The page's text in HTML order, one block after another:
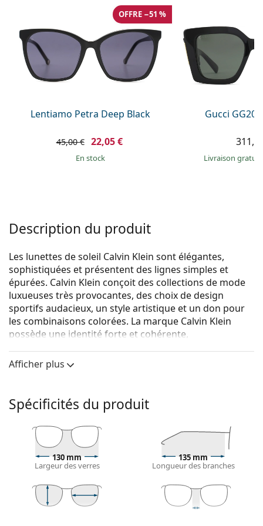
Prada
Toutes les marques
Lentiamo Petra Deep Black
OFFRE −51 %
45,00 € 22,05 €
en stock
Gucci
Livraison
Description du produit
Les lunettes de soleil Calvin Klein sont élégantes,
sophistiquées et présentent des lignes simples et
épurées. Calvin Klein conçoit des collections de mode
luxueuses très provocantes, des choix de design
sportifs audacieux, un style artistique et un don pour
les combinaisons colorées. La marque Calvin Klein
possède une identité forte et cohérente,
Calvin Klein CK 18507S 453 56
Monture de lunettes de soleil
parfaitement avec tous les types de teint et des
cheveux châtain clair, noirs ou blond foncé.
Lunettes de soleil à montures carréessont un choix
idéal pour les personnes ayant une forme de visage
ronde, ovale ou triangulaire.
La monture des lunettes de soleil est fabriquée en
plastique de grande qualité, ce qui offre une grande
Afficher plus
Spécificités du produit
130 mm
Largeur des verres
135 mm
Longueur des branches